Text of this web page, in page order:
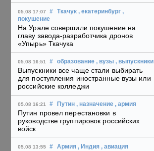
05.08 17:07 # Ткачук , екатеринбург ,
покушение
На Урале совершили покушение на
главу завода-разработчика дронов
«Упырь» Ткачука
05.08 16:51 # образование , вузы , выпускники
Выпускники все чаще стали выбирать
для поступления иностранные вузы или
российские колледжи
05.08 16:21 # Путин , назначение , армия
Путин провел перестановки в
руководстве группировок российских
войск
05.08 13:55 # Армия , Индия , авиация